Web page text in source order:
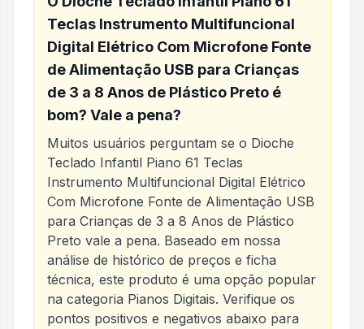
Teclas Instrumento Multifuncional
Digital Elétrico Com Microfone Fonte
de Alimentação USB para Crianças
de 3 a 8 Anos de Plástico Preto é
bom? Vale a pena?
Muitos usuários perguntam se o Dioche
Teclado Infantil Piano 61 Teclas
Instrumento Multifuncional Digital Elétrico
Com Microfone Fonte de Alimentação USB
para Crianças de 3 a 8 Anos de Plástico
Preto vale a pena. Baseado em nossa
análise de histórico de preços e ficha
técnica, este produto é uma opção popular
na categoria Pianos Digitais. Verifique os
pontos positivos e negativos abaixo para